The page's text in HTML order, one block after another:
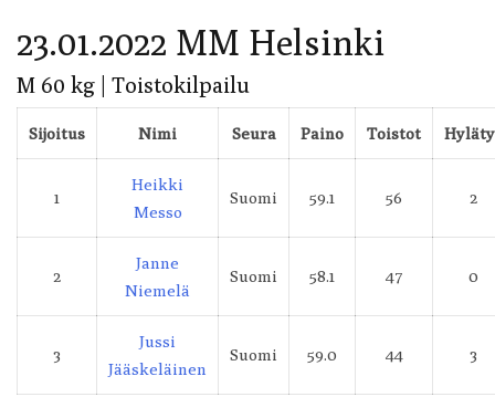
23.01.2022 MM Helsinki
M 60 kg | Toistokilpailu
Sijoitus Nimi Seura Paino Toistot
1
Heikki
Messo
Suomi 59.1 56 2
2
Janne
Niemelä
Suomi 58.1 47 0
3
Jussi
Jääskeläinen
Suomi 59.0 44 3